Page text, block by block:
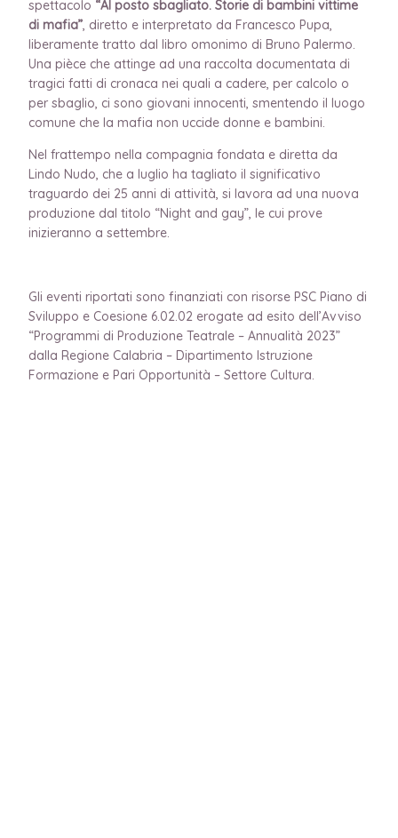
spettacolo “Al posto sbagliato. Storie di bambini vittime
di mafia”, diretto e interpretato da Francesco Pupa,
liberamente tratto dal libro omonimo di Bruno Palermo.
Una pièce che attinge ad una raccolta documentata di
tragici fatti di cronaca nei quali a cadere, per calcolo o
per sbaglio, ci sono giovani innocenti, smentendo il luogo
comune che la mafia non uccide donne e bambini.
Nel frattempo nella compagnia fondata e diretta da
Lindo Nudo, che a luglio ha tagliato il significativo
traguardo dei 25 anni di attività, si lavora ad una nuova
produzione dal titolo “Night and gay”, le cui prove
inizieranno a settembre.
Gli eventi riportati sono finanziati con risorse PSC Piano di
Sviluppo e Coesione 6.02.02 erogate ad esito dell’Avviso
“Programmi di Produzione Teatrale – Annualità 2023”
dalla Regione Calabria – Dipartimento Istruzione
Formazione e Pari Opportunità – Settore Cultura.